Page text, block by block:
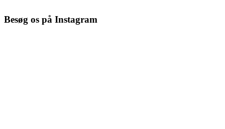
Besøg os på Instagram